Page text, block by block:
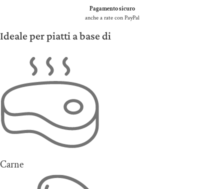
Pagamento sicuro
anche a rate con PayPal
Ideale per piatti a base di
Carne